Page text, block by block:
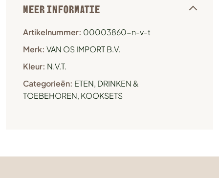
MEER INFORMATIE
Artikelnummer: 00003860-n-v-t
Merk: VAN OS IMPORT B.V.
Kleur: N.V.T.
Categorieën: ETEN, DRINKEN &
TOEBEHOREN, KOOKSETS